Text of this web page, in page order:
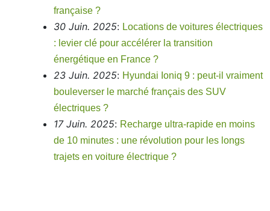
française ?
30 Juin. 2025: Locations de voitures électriques
: levier clé pour accélérer la transition
énergétique en France ?
23 Juin. 2025: Hyundai Ioniq 9 : peut-il vraiment
bouleverser le marché français des SUV
électriques ?
17 Juin. 2025: Recharge ultra-rapide en moins
de 10 minutes : une révolution pour les longs
trajets en voiture électrique ?